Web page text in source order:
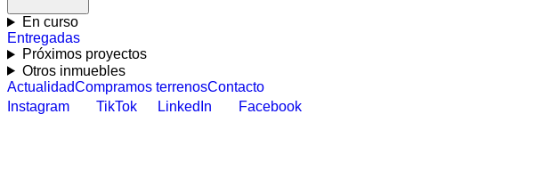
En curso
Entregadas
Próximos proyectos
Otros inmuebles
ActualidadCompramos terrenosContacto
Instagram
TikTok LinkedIn Facebook